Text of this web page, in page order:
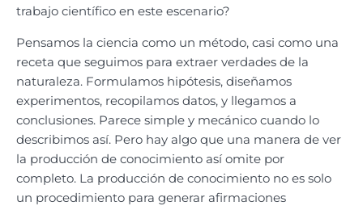
trabajo científico en este escenario?
Pensamos la ciencia como un método, casi como una
receta que seguimos para extraer verdades de la
naturaleza. Formulamos hipótesis, diseñamos
experimentos, recopilamos datos, y llegamos a
conclusiones. Parece simple y mecánico cuando lo
describimos así. Pero hay algo que una manera de ver
la producción de conocimiento así omite por
completo. La producción de conocimiento no es solo
un procedimiento para generar afirmaciones